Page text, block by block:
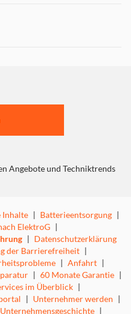
Angebote und Techniktrends
Inhalte | Batterieentsorgung |
ElektroG |
| Datenschutzerklärung
der Barrierefreiheit |
| Anfahrt |
| 60 Monate Garantie |
im Überblick |
| Unternehmer werden |
Unternehmensgeschichte |